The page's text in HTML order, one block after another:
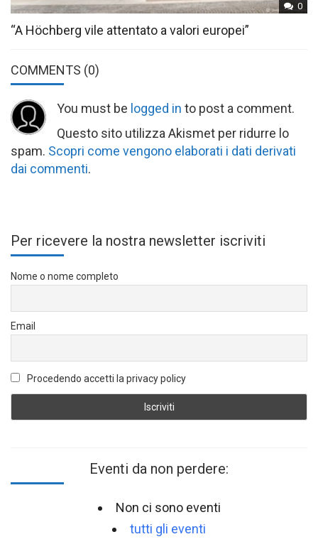
0
“A Höchberg vile attentato a valori europei”
COMMENTS (0)
You must be logged in to post a comment.
Questo sito utilizza Akismet per ridurre lo
spam. Scopri come vengono elaborati i dati derivati
dai commenti.
Per ricevere la nostra newsletter iscriviti
Nome o nome completo
Email
Procedendo accetti la privacy policy
Eventi da non perdere:
Non ci sono eventi
tutti gli eventi